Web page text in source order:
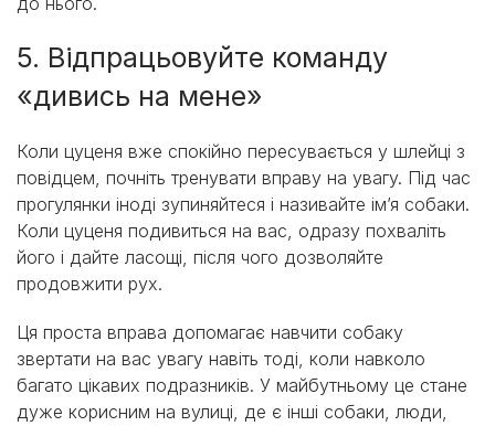
5. Відпрацьовуйте команду
«дивись на мене»
Коли цуценя вже спокійно пересувається у шлейці з
повідцем, почніть тренувати вправу на увагу. Під час
прогулянки іноді зупиняйтеся і називайте ім’я собаки.
Коли цуценя подивиться на вас, одразу похваліть
його і дайте ласощі, після чого дозволяйте
продовжити рух.
Ця проста вправа допомагає навчити собаку
звертати на вас увагу навіть тоді, коли навколо
багато цікавих подразників. У майбутньому це стане
дуже корисним на вулиці, де є інші собаки, люди,